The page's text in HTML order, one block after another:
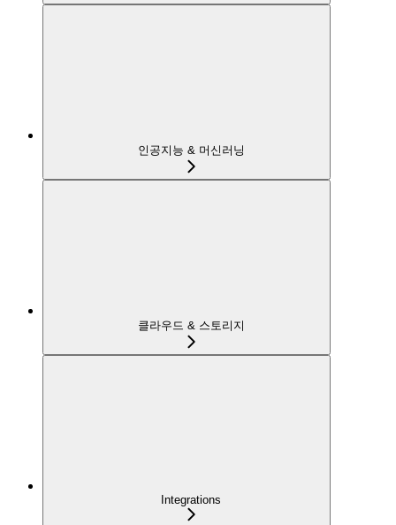
인공지능 & 머신러닝
클라우드 & 스토리지
Integrations